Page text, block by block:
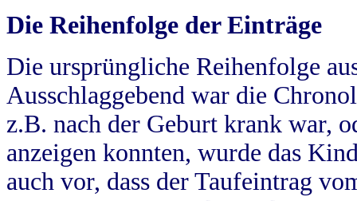
Die Reihenfolge der Einträge
Die ursprüngliche Reihenfolge
Ausschlaggebend war die
z.B. nach der Geburt krank war,
anzeigen konnten, wurde das
auch vor, dass der Taufeintrag